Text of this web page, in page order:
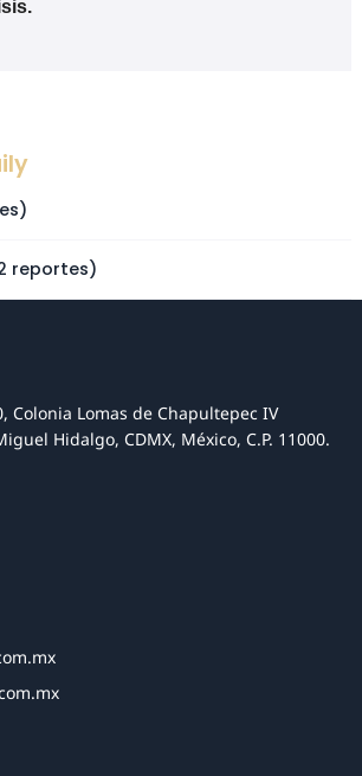
reportes)
Colonia Lomas de Chapultepec IV
Hidalgo, CDMX, México, C.P. 11000.